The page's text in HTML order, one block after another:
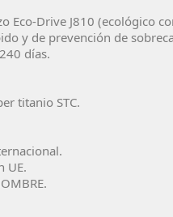
Eco-Drive J810 (ecológico
y de prevención de
días.
titanio STC.
UE.